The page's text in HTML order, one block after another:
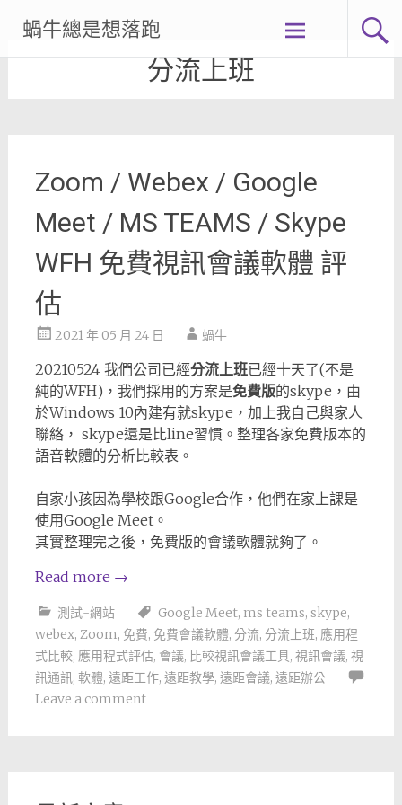
content
蝸牛總是想落跑
分流上班
Zoom / Webex / Google
Meet / MS TEAMS / Skype
WFH 免費視訊會議軟體 評
估
2021 年 05 月 24 日 蝸牛
20210524 我們公司已經分流上班已經十天了(不是
純的WFH)，我們採用的方案是免費版的skype，由
於Windows 10內建有就skype，加上我自己與家人
聯絡， skype還是比line習慣。整理各家免費版本的
語音軟體的分析比較表。
自家小孩因為學校跟Google合作，他們在家上課是
使用Google Meet。
其實整理完之後，免費版的會議軟體就夠了。
Read more →
測試-網站 Google Meet, ms teams, skype,
webex, Zoom, 免費, 免費會議軟體, 分流, 分流上班, 應用程
式比較, 應用程式評估, 會議, 比較視訊會議工具, 視訊會議, 視
訊通訊, 軟體, 遠距工作, 遠距教學, 遠距會議, 遠距辦公
Leave a comment